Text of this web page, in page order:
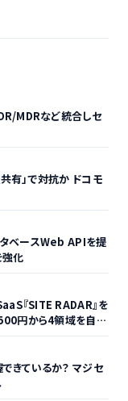
MDRなど統合しセ
有」で対抗か ドコモ
タベースWeb APIを提
化
『SITE RADAR』を
円から4領域を自動
きているか？ マジセ